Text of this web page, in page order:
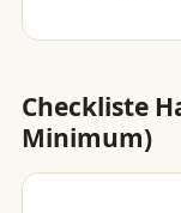
Checkliste
Minimum)